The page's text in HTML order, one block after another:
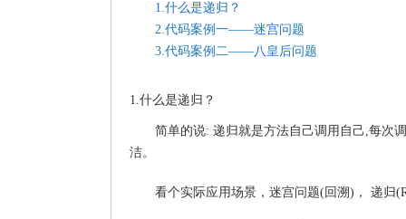
1.什么是递归？
2.代码案例一——迷宫问题
3.代码案例二——八皇后问题
1.什么是递归？
简单的说: 递归就是方法自己调用自己,每次
洁。
看个实际应用场景，迷宫问题(回溯)， 递归